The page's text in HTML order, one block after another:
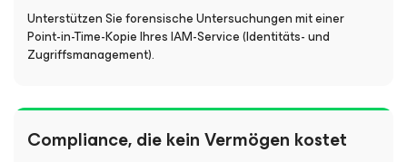
Unterstützen Sie forensische Untersuchungen mit einer
Point-in-Time-Kopie Ihres IAM-Service (Identitäts- und
Zugriffsmanagement).
Compliance, die kein Vermögen kostet